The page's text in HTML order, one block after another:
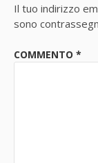
Il tuo indirizzo
sono
COMMENTO *